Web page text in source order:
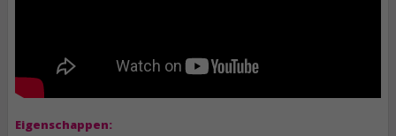
Eigenschappen: